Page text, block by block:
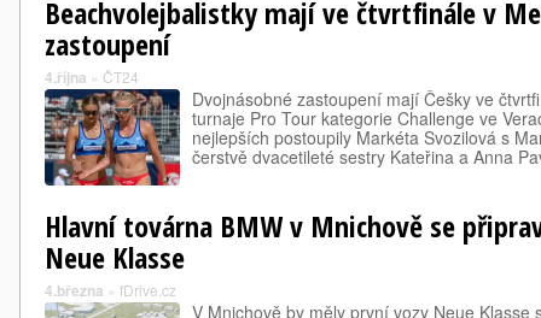
Beachvolejbalistky mají ve čtvrtfinále v
zastoupení
4.října » ČT24
Dvojnásobné zastoupení mají Češky ve
turnaje Pro Tour kategorie Challenge ve
nejlepších postoupily Markéta Svozilová s
čerstvě dvacetileté sestry Kateřina a Anna
Hlavní továrna BMW v Mnichově se
Neue Klasse
4.března » fDrive.cz
V Mnichově by měly první vozy Neue Klasse